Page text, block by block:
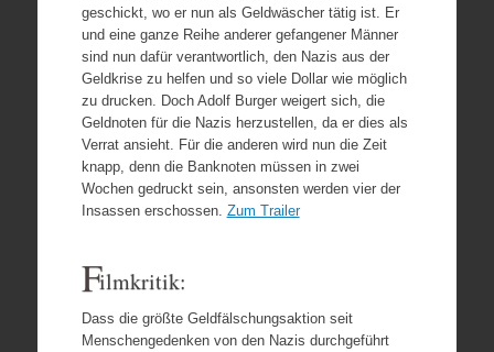
geschickt, wo er nun als Geldwäscher tätig ist. Er
und eine ganze Reihe anderer gefangener Männer
sind nun dafür verantwortlich, den Nazis aus der
Geldkrise zu helfen und so viele Dollar wie möglich
zu drucken. Doch Adolf Burger weigert sich, die
Geldnoten für die Nazis herzustellen, da er dies als
Verrat ansieht. Für die anderen wird nun die Zeit
knapp, denn die Banknoten müssen in zwei
Wochen gedruckt sein, ansonsten werden vier der
Insassen erschossen. Zum Trailer
Filmkritik:
Dass die größte Geldfälschungsaktion seit
Menschengedenken von den Nazis durchgeführt